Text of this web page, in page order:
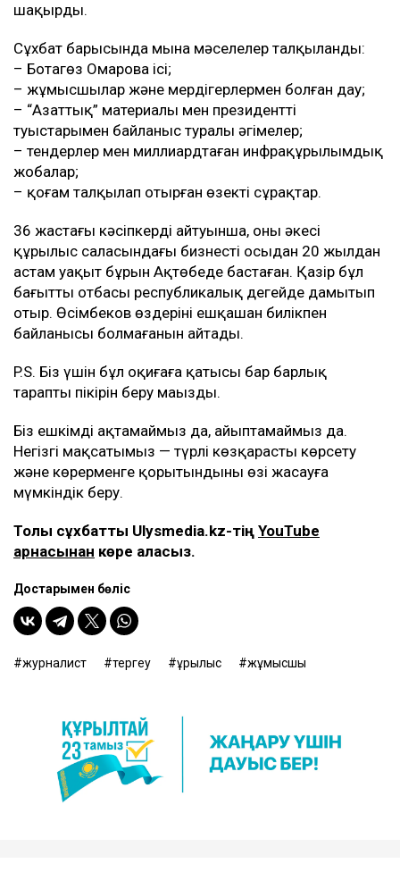
шақырды.
Сұхбат барысында мына мәселелер талқыланды:
– Ботагөз Омарова ісі;
– жұмысшылар және мердігерлермен болған дау;
– “Азаттық” материалы мен президенттің
туыстарымен байланыс туралы әңгімелер;
– тендерлер мен миллиардтаған инфрақұрылымдық
жобалар;
– қоғам талқылап отырған өзекті сұрақтар.
36 жастағы кәсіпкердің айтуынша, оның әкесі
құрылыс саласындағы бизнесті осыдан 20 жылдан
астам уақыт бұрын Ақтөбеде бастаған. Қазір бұл
бағытты отбасы республикалық деңгейде дамытып
отыр. Өсімбеков өздерінің ешқашан билікпен
байланысы болмағанын айтады.
P.S. Біз үшін бұл оқиғаға қатысы бар барлық
тараптың пікірін беру маңызды.
Біз ешкімді ақтамаймыз да, айыптамаймыз да.
Негізгі мақсатымыз — түрлі көзқарасты көрсету
және көрерменге қорытындыны өзі жасауға
мүмкіндік беру.
Толық сұхбатты Ulysmedia.kz-тің YouTube
арнасынан көре аласыз.
Достарыңмен бөліс
журналист тергеу құрылыс жұмысшы